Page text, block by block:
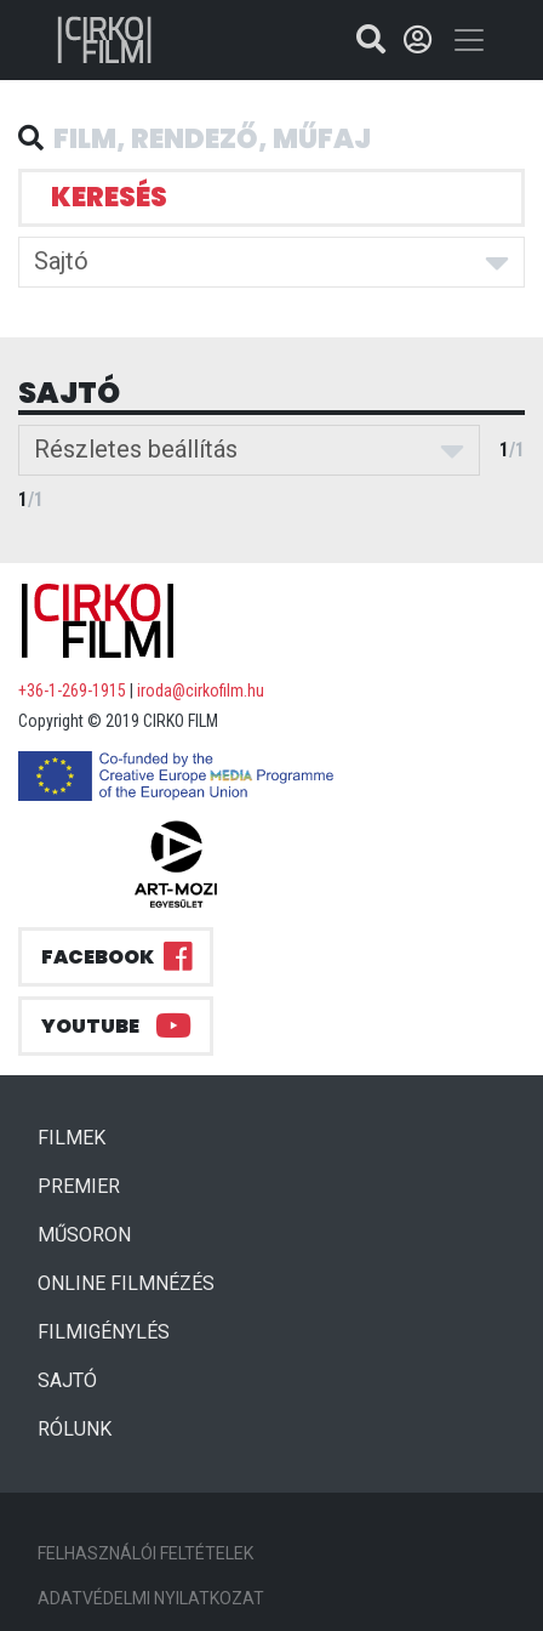
KERESÉS
Sajtó
SAJTÓ
Részletes beállítás 1/1
1/1
+36-1-269-1915
iroda@cirkofilm.hu
Copyright © 2019 CIRKO FILM
FACEBOOK
YOUTUBE
FILMEK(CURRENT)
PREMIER
MŰSORON
ONLINE FILMNÉZÉS
FILMIGÉNYLÉS
SAJTÓ
RÓLUNK
FELHASZNÁLÓI FELTÉTELEK
ADATVÉDELMI NYILATKOZAT